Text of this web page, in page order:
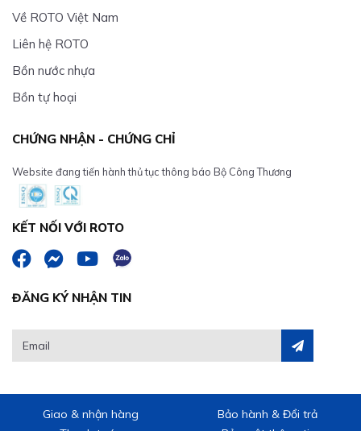
Về ROTO Việt Nam
Liên hệ ROTO
Bồn nước nhựa
Bồn tự hoại
CHỨNG NHẬN - CHỨNG CHỈ
Website đang tiến hành thủ tục thông báo Bộ Công Thương
KẾT NỐI VỚI ROTO
ĐĂNG KÝ NHẬN TIN
Giao & nhận hàng
Bảo hành & Đổi trả